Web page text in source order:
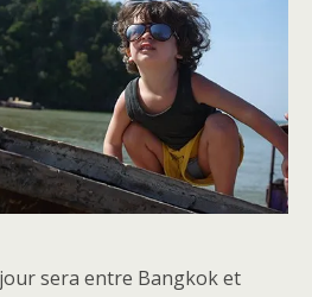
sera entre Bangkok et